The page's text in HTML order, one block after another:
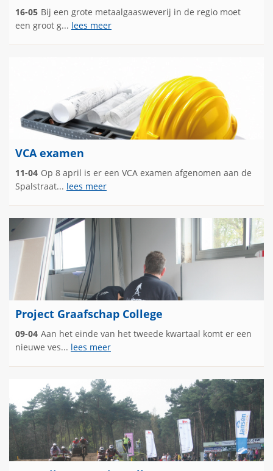
16-05 Bij een grote metaalgaasweverij in de regio moet
een groot g... lees meer
VCA examen
11-04 Op 8 april is er een VCA examen afgenomen aan de
Spalstraat... lees meer
Project Graafschap College
09-04 Aan het einde van het tweede kwartaal komt er een
nieuwe ves... lees meer